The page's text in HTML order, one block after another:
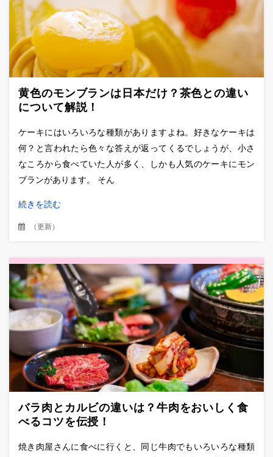
黄色のモンブランは日本だけ？茶色との違い
について解説！
ケーキにはいろいろな種類がありますよね。好きなケーキは
何？と言われたら色々な答えが返ってくるでしょうが、小さ
なころから食べていた人が多く、しかも人気のケーキにモン
ブランがあります。 そん
続きを読む
（更新）
バラ肉とカルビの違いは？牛肉をおいしく食
べるコツを伝授！
焼き肉屋さんに食べに行くと、同じ牛肉でもいろいろな種類